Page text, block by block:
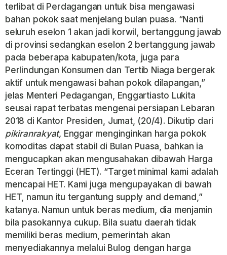
terlibat di Perdagangan untuk bisa mengawasi
bahan pokok saat menjelang bulan puasa. “Nanti
seluruh eselon 1 akan jadi korwil, bertanggung jawab
di provinsi sedangkan eselon 2 bertanggung jawab
pada beberapa kabupaten/kota, juga para
Perlindungan Konsumen dan Tertib Niaga bergerak
aktif untuk mengawasi bahan pokok dilapangan,”
jelas Menteri Pedagangan, Enggartiasto Lukita
seusai rapat terbatas mengenai persiapan Lebaran
2018 di Kantor Presiden, Jumat, (20/4). Dikutip dari
pikiranrakyat, Enggar menginginkan harga pokok
komoditas dapat stabil di Bulan Puasa, bahkan ia
mengucapkan akan mengusahakan dibawah Harga
Eceran Tertinggi (HET). “Target minimal kami adalah
mencapai HET. Kami juga mengupayakan di bawah
HET, namun itu tergantung supply and demand,”
katanya. Namun untuk beras medium, dia menjamin
bila pasokannya cukup. Bila suatu daerah tidak
memiliki beras medium, pemerintah akan
menyediakannya melalui Bulog dengan harga